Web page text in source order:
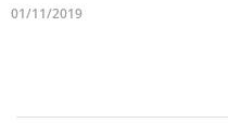
01/11/2019